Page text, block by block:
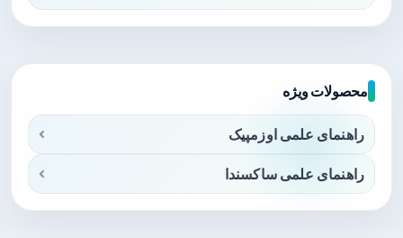
محصولات ویژه
راهنمای علمی اوزمپیک
راهنمای علمی ساکسندا